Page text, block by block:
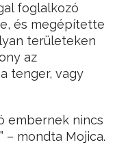
foglalkozó
és megépítette
területeken
az
tenger, vagy
embernek nincs
– mondta Mojica.